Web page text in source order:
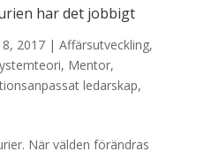
har det jobbigt
8, 2017| Affärsutveckling,
, Mentor,
ledarskap,
När välden förändras